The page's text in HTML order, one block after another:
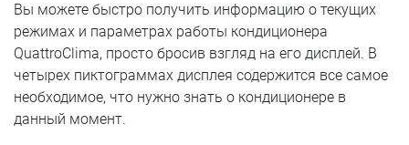
Вы можете быстро получить информацию о текущих
режимах и параметрах работы кондиционера
QuattroClima, просто бросив взгляд на его дисплей. В
четырех пиктограммах дисплея содержится все самое
необходимое, что нужно знать о кондиционере в
данный момент.